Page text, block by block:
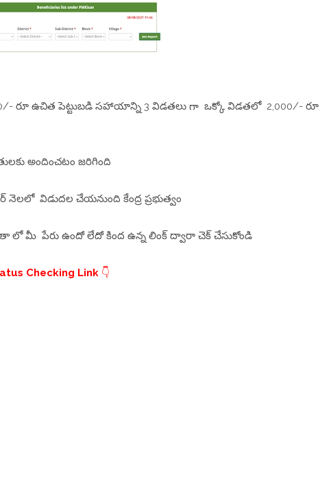
రూ ఉచిత పెట్టుబడి సహాయాన్ని 3 విడతలు గా ఒక్కో విడతలో 2,000/- రూ
అందించటం జరిగింది
విడుదల చేయనుంది కేంద్ర ప్రభుత్వం
లో మీ పేరు ఉందో లేదో కింద ఉన్న లింక్ ద్వారా చెక్ చేసుకోండి
Checking Link 👇